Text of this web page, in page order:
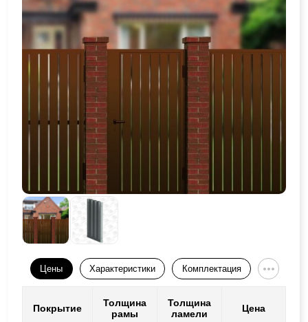
Цены Характеристики Комплектация
Покрытие
Толщина
рамы
Толщина
ламели
Цена